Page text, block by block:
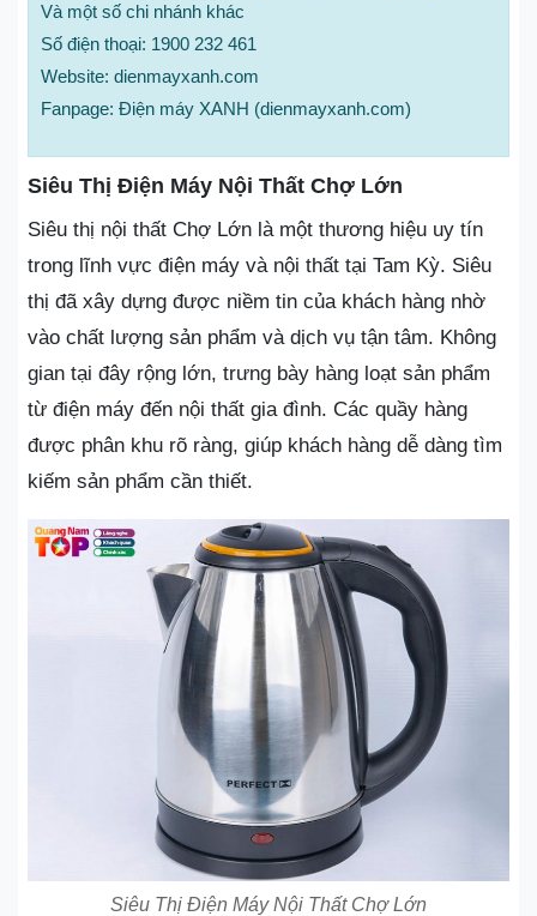
Và một số chi nhánh khác
Số điện thoại: 1900 232 461
Website: dienmayxanh.com
Fanpage: Điện máy XANH (dienmayxanh.com)
Siêu Thị Điện Máy Nội Thất Chợ Lớn
Siêu thị nội thất Chợ Lớn là một thương hiệu uy tín
trong lĩnh vực điện máy và nội thất tại Tam Kỳ. Siêu
thị đã xây dựng được niềm tin của khách hàng nhờ
vào chất lượng sản phẩm và dịch vụ tận tâm. Không
gian tại đây rộng lớn, trưng bày hàng loạt sản phẩm
từ điện máy đến nội thất gia đình. Các quầy hàng
được phân khu rõ ràng, giúp khách hàng dễ dàng tìm
kiếm sản phẩm cần thiết.
Siêu Thị Điện Máy Nội Thất Chợ Lớn